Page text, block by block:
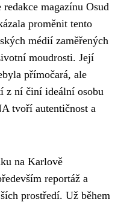
magazínu Osud
proměnit tento
médií zaměřených
moudrosti. Její
přímočará, ale
z ní činí ideální osobu
tvoří autentičnost a
na Karlově
reportáž a
prostředí. Už během